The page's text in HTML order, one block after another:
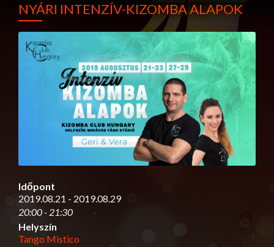
NYÁRI INTENZÍV-KIZOMBA ALAPOK
Időpont
2019.08.21 - 2019.08.29
20:00 - 21:30
Helyszín
Tango Mistico